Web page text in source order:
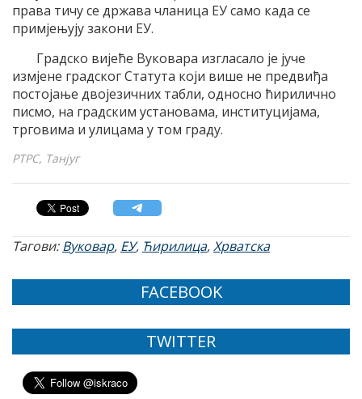
права тичу се држава чланица ЕУ само када се
примјењују закони ЕУ.
Градско вијеће Вуковара изгласало је јуче
измјене градског Статута који више не предвиђа
постојање двојезичних табли, односно ћирилично
писмо, на градским установама, институцијама,
трговима и улицама у том граду.
РТРС, Танјуг
Тагови:Вуковар, ЕУ, Ћирилица,Хрватска
FACEBOOK
TWITTER